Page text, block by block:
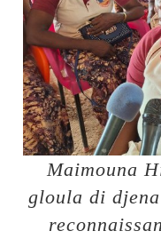
Maimouna
gloula di